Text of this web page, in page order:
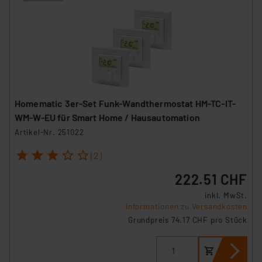
Homematic 3er-Set Funk-Wandthermostat HM-TC-IT-
WM-W-EU für Smart Home / Hausautomation
Artikel-Nr. 251022
1 2 3 4 5 (2)
222.51 CHF
inkl. MwSt.
Informationen zu Versandkosten
Grundpreis 74.17 CHF pro Stück